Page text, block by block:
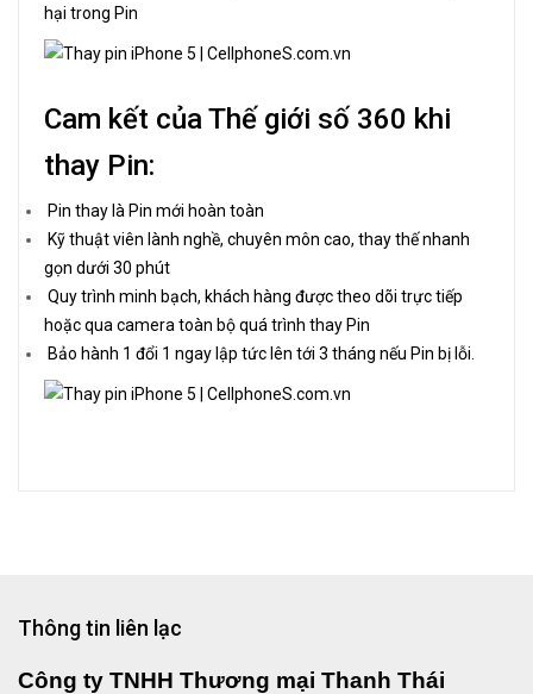
hại trong Pin
Cam kết của Thế giới số 360 khi
thay Pin:
Pin thay là Pin mới hoàn toàn
Kỹ thuật viên lành nghề, chuyên môn cao, thay thế nhanh
gọn dưới 30 phút
Quy trình minh bạch, khách hàng được theo dõi trực tiếp
hoặc qua camera toàn bộ quá trình thay Pin
Bảo hành 1 đổi 1 ngay lập tức lên tới 3 tháng nếu Pin bị lỗi.
Thông tin liên lạc
Công ty TNHH Thương mại Thanh Thái